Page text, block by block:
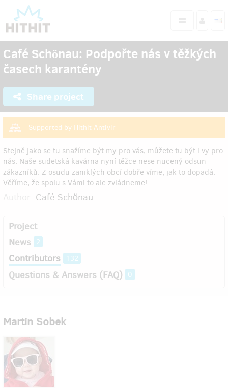
Café Schönau: Podpořte nás v těžkých
časech karantény
Share project
Supported by Hithit Antivir
Stejně jako se tu snažíme být my pro vás, můžete tu být i vy pro
nás. Naše sudetská kavárna nyní těžce nese nucený odsun
zákazníků. Z osudu zaniklých obcí dobře víme, jak to dopadá.
Věříme, že spolu s Vámi to ale zvládneme!
Café Schönau
Project
News
2
Contributors 132
Questions & Answers (FAQ) 0
Martin Sobek